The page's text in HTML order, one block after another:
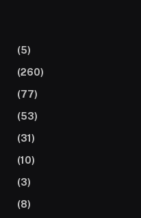
(5)
(260)
(77)
(53)
(31)
(10)
(3)
(8)